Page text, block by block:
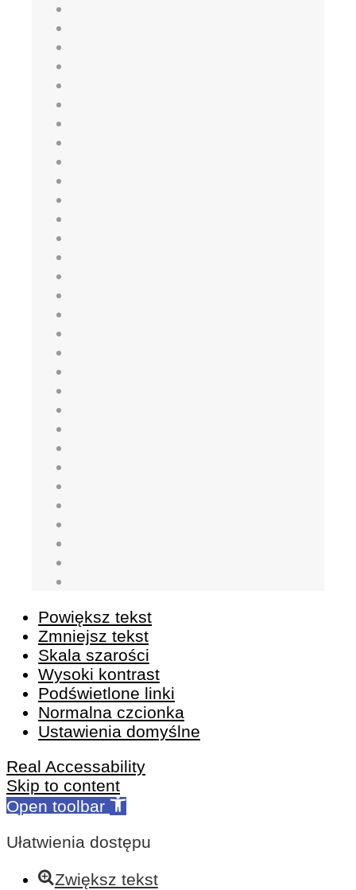
Powiększ tekst
Zmniejsz tekst
Skala szarości
Wysoki kontrast
Podświetlone linki
Normalna czcionka
Ustawienia domyślne
Real Accessability
Skip to content
Open toolbar
Ułatwienia dostępu
Zwiększ tekst